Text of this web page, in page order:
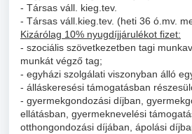
- Társas váll. kieg.tev.
- Társas váll.kieg.tev. (heti 36 ó.mv.
Kizárólag 10% nyugdíjjárulékot fizet:
- szociális szövetkezetben tagi
munkát végző tag;
- egyházi szolgálati viszonyban álló
- álláskeresési támogatásban
- gyermekgondozási díjban,
ellátásban, gyermeknevelési
otthongondozási díjában, ápolási